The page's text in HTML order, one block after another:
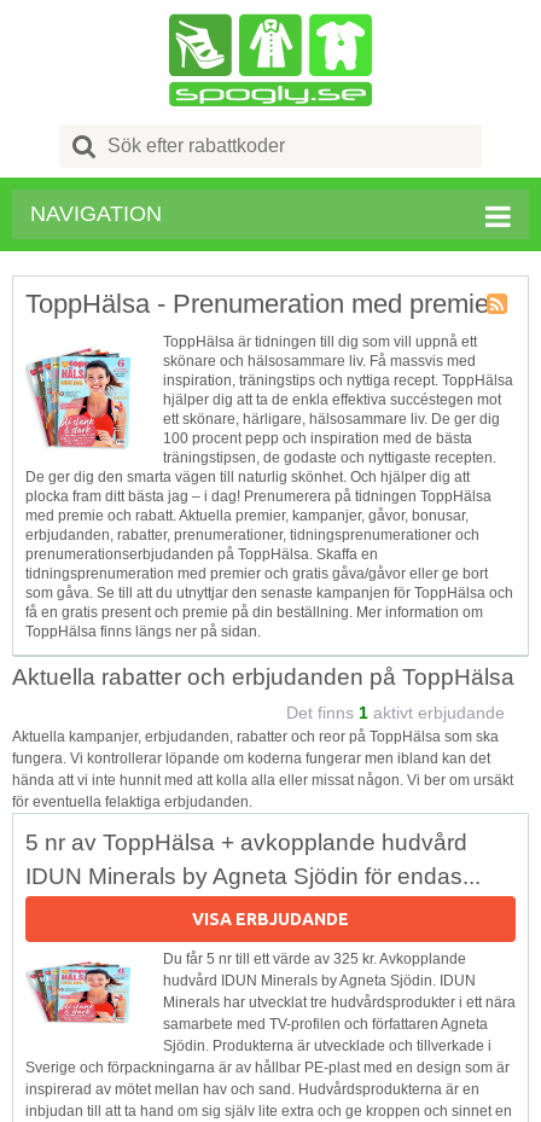
Search
for:
NAVIGATION
RSS
ToppHälsa - Prenumeration med premie
ToppHälsa är tidningen till dig som vill uppnå ett
skönare och hälsosammare liv. Få massvis med
inspiration, träningstips och nyttiga recept. ToppHälsa
hjälper dig att ta de enkla effektiva succéstegen mot
ett skönare, härligare, hälsosammare liv. De ger dig
100 procent pepp och inspiration med de bästa
träningstipsen, de godaste och nyttigaste recepten.
De ger dig den smarta vägen till naturlig skönhet. Och hjälper dig att
plocka fram ditt bästa jag – i dag! Prenumerera på tidningen ToppHälsa
med premie och rabatt. Aktuella premier, kampanjer, gåvor, bonusar,
erbjudanden, rabatter, prenumerationer, tidningsprenumerationer och
prenumerationserbjudanden på ToppHälsa. Skaffa en
tidningsprenumeration med premier och gratis gåva/gåvor eller ge bort
som gåva. Se till att du utnyttjar den senaste kampanjen för ToppHälsa och
få en gratis present och premie på din beställning. Mer information om
ToppHälsa finns längs ner på sidan.
Aktuella rabatter och erbjudanden på ToppHälsa
Det finns 1 aktivt erbjudande
Aktuella kampanjer, erbjudanden, rabatter och reor på ToppHälsa som ska
fungera. Vi kontrollerar löpande om koderna fungerar men ibland kan det
hända att vi inte hunnit med att kolla alla eller missat någon. Vi ber om ursäkt
för eventuella felaktiga erbjudanden.
5 nr av ToppHälsa + avkopplande hudvård
IDUN Minerals by Agneta Sjödin för endas...
VISA ERBJUDANDE
Du får 5 nr till ett värde av 325 kr. Avkopplande
hudvård IDUN Minerals by Agneta Sjödin. IDUN
Minerals har utvecklat tre hudvårdsprodukter i ett nära
samarbete med TV-profilen och författaren Agneta
Sjödin. Produkterna är utvecklade och tillverkade i
Sverige och förpackningarna är av hållbar PE-plast med en design som är
inspirerad av mötet mellan hav och sand. Hudvårdsprodukterna är en
inbjudan till att ta hand om sig själv lite extra och ge kroppen och sinnet en